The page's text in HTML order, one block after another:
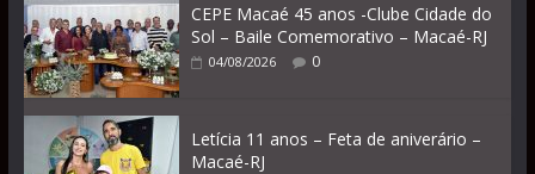
CEPE Macaé 45 anos -Clube Cidade do
Sol – Baile Comemorativo – Macaé-RJ
04/08/2026 0
Letícia 11 anos – Feta de aniverário –
Macaé-RJ